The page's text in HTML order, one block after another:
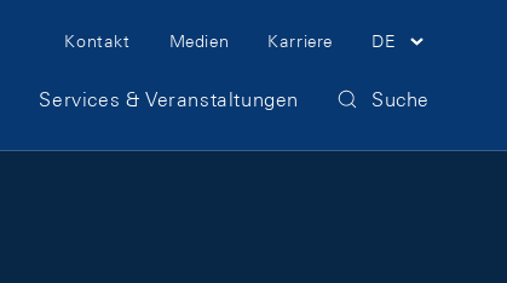
Meta Navigation
Kontakt Medien Karriere DE
Services & Veranstaltungen Suche